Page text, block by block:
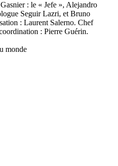
: le « Jefe », Alejandro
Seguir Lazri, et Bruno
: Laurent Salerno. Chef
: Pierre Guérin.
monde